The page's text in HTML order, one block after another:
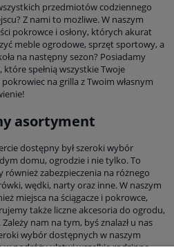
przedmiotów codziennego
Z nami to możliwe. W naszym
pokrowce i osłony, których akurat
meble ogrodowe, sprzęt sportowy, a
na następny sezon? Posiadamy
spełnią wszystkie Twoje
na grilla z Twoim własnym
asortyment
dostępny był szeroki wybór
domu, ogrodzie i nie tylko. To
również zabezpieczenia na różnego
wędki, narty oraz inne. W naszym
miejsca na ściągacze i pokrowce,
także liczne akcesoria do ogrodu,
nam na tym, byś znalazł u nas
wybór dostępnych w naszym
podróży ułatwi wszelkie rodzinne